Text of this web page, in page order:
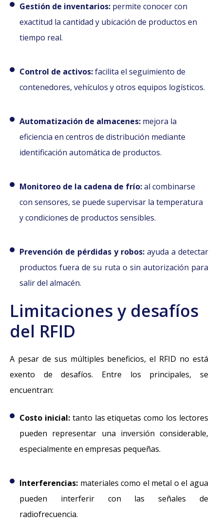
Gestión de inventarios: permite conocer con
exactitud la cantidad y ubicación de productos en
tiempo real.
Control de activos:facilita el seguimiento de
contenedores, vehículos y otros equipos logísticos.
Automatización de almacenes: mejora la
eficiencia en centros de distribución mediante
identificación automática de productos.
Monitoreo de la cadena de frío:al combinarse
con sensores, se puede supervisar la temperatura
y condiciones de productos sensibles.
Prevención de pérdidas y robos: ayuda a detectar
productos fuera de su ruta o sin autorización para
salir del almacén.
Limitaciones y desafíos
del RFID
A pesar de sus múltiples beneficios, el RFID no está
exento de desafíos. Entre los principales, se
encuentran:
Costo inicial:tanto las etiquetas como los lectores
pueden representar una inversión considerable,
especialmente en empresas pequeñas.
Interferencias: materiales como el metal o el agua
pueden interferir con las señales de
radiofrecuencia.